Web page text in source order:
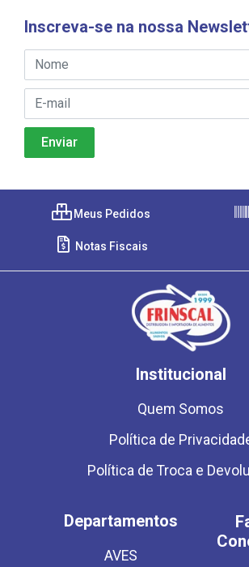
Inscreva-se na nossa
Meus Pedidos
Notas Fiscais
Institucional
Quem Somos
Política de
Política de Troca e
Departamentos
AVES